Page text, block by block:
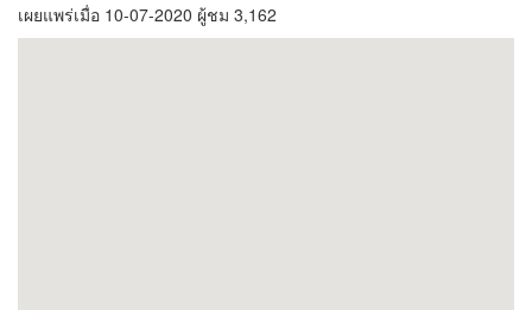
เผยแพร่เมื่อ 10-07-2020 ผู้ชม 3,162